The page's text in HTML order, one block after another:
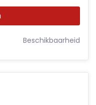
Beschikbaarheid